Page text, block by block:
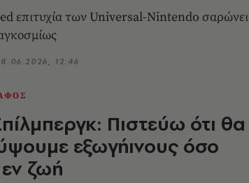
επιτυχία των Universal-Nintendo σαρώνει
12:46
Πιστεύω ότι θα
εξωγήινους όσο
ζωή